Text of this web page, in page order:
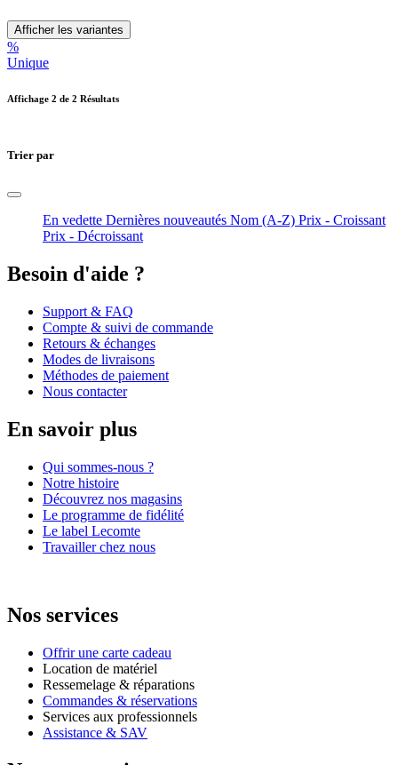
Afficher les variantes
%
Unique
Affichage 2 de 2 Résultats
Trier par
En vedette Dernières nouveautés Nom (A-Z) Prix - Croissant
Prix - Décroissant
Besoin d'aide ?
Support & FAQ
Compte & suivi de commande
Retours & échanges
Modes de livraisons
Méthodes de paiement
Nous contacter
En savoir plus
Qui sommes-nous ?
Notre histoire
Découvrez nos magasins
Le programme de fidélité
Le label Lecomte
Travailler chez nous
Nos services
Offrir une carte cadeau
Location de matériel
Ressemelage & réparations
Commandes & réservations
Services aux professionnels
Assistance & SAV